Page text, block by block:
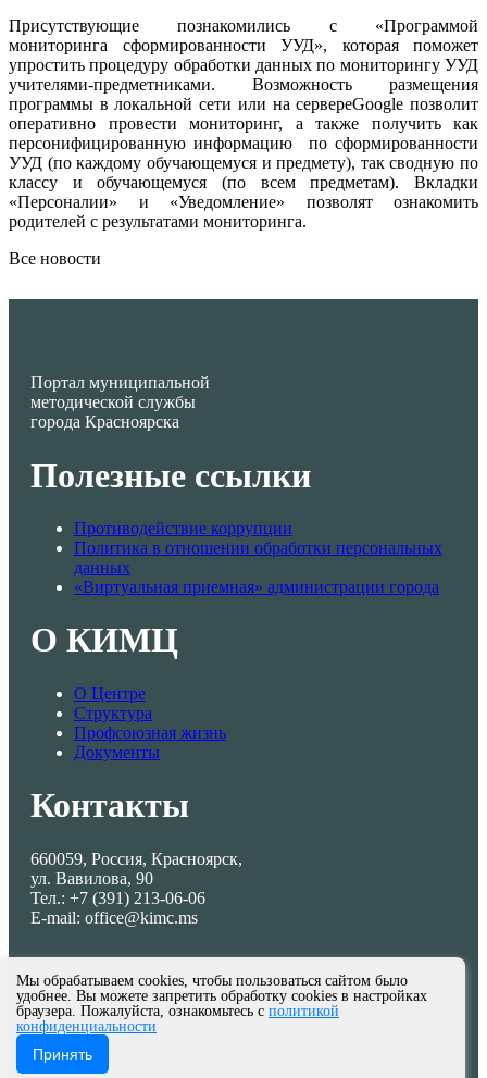
Присутствующие познакомились с «Программой
мониторинга сформированности УУД», которая поможет
упростить процедуру обработки данных по мониторингу УУД
учителями-предметниками. Возможность размещения
программы в локальной сети или на сервереGooglе позволит
оперативно провести мониторинг, а также получить как
персонифицированную информацию по сформированности
УУД (по каждому обучающемуся и предмету), так сводную по
классу и обучающемуся (по всем предметам). Вкладки
«Персоналии» и «Уведомление» позволят ознакомить
родителей с результатами мониторинга.
Все новости
Портал муниципальной
методической службы
города Красноярска
Полезные ссылки
Противодействие коррупции
Политика в отношении обработки персональных
данных
«Виртуальная приемная» администрации города
О КИМЦ
О Центре
Структура
Профсоюзная жизнь
Документы
Контакты
660059, Россия, Красноярск,
ул. Вавилова, 90
Тел.: +7 (391) 213-06-06
E-mail: office@kimc.ms
© МКУ КИМЦ 2013-2026
Мы обрабатываем cookies, чтобы пользоваться сайтом было
удобнее. Вы можете запретить обработку cookies в настройках
браузера. Пожалуйста, ознакомьтесь с политикой
конфиденциальности
Принять